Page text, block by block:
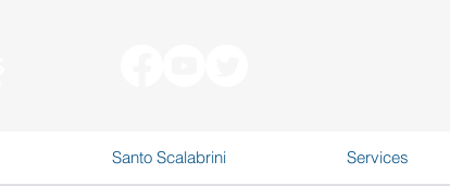
Santo Scalabrini Services